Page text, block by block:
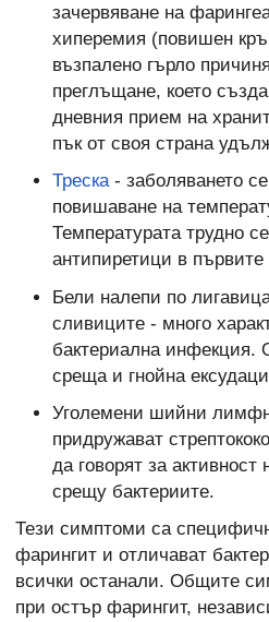
зачервяване на
хиперемия (повишен
възпалено гърло
преглъщане, което
дневния прием на
пък от своя страна
Треска- заболяването
повишаване на
Температурата трудно
антипиретици в
Бели налепи по
сливиците - много
бактериална инфекция.
среща и гнойна
Уголемени шийни
придружават
да говорят за активност
срещу бактериите.
Тези симптоми са
фарингит и отличават
всички останали. Общите
при остър фарингит,